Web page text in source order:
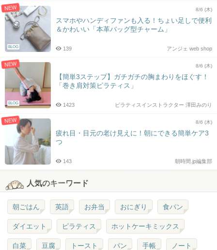
NEW
BLOG
8/6 (木)
スマホやハンディファンも入る！ちょい足しで便利
＆かわいい「本革バッグ型チャーム」
アンジェ web shop
139
NEW
BLOG
8/6 (木)
【簡単3ステップ】ガチガチの胸まわりをほぐす！
「巻き肩対策ピラティス」
ピラティスインストラクター 澤田みのり
1423
NEW 8/6 (木)
疲れ目・目元の老け見えに！朝にできる簡単ケア3
つ
朝時間.jp編集部
143
人気のキーワード
朝ごはん 英語 お弁当 おにぎり 食パン
ダイエット ピラティス ホットケーキミックス
白菜 豆腐 トースト パン 手帳 ノート